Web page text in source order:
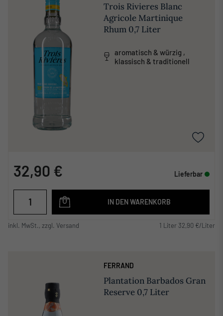
Trois Rivieres Blanc
Agricole Martinique
Rhum 0,7 Liter
aromatisch & würzig ,
klassisch & traditionell
32,90 € Lieferbar
IN DEN WARENKORB
inkl. MwSt., zzgl. Versand 1 Liter 32,90 €/Liter
FERRAND
Plantation Barbados Gran
Reserve 0,7 Liter